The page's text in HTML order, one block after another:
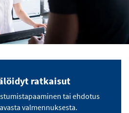
ratkaisut
tai ehdotus
valmennuksesta.